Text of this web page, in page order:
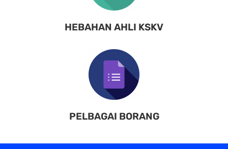
HEBAHAN AHLI KSKV
PELBAGAI BORANG